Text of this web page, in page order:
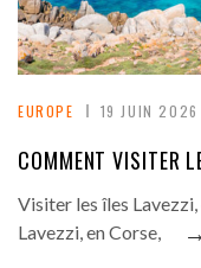
EUROPE 19 JUIN 2026
COMMENT VISITER
Visiter les îles
Lavezzi, en Corse,
→